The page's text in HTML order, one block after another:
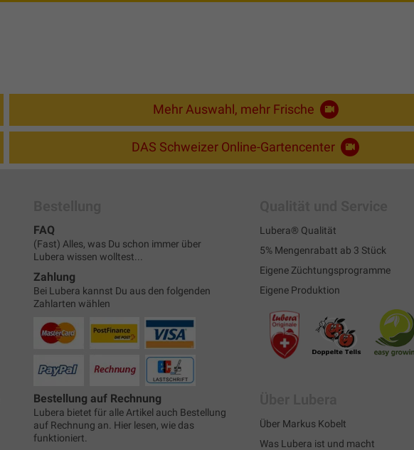
Mehr Auswahl, mehr Frische
DAS Schweizer Online-Gartencenter
FAQ
(Fast) Alles, was Du schon immer über
Lubera wissen wolltest...
Zahlung
Bei Lubera kannst Du aus den folgenden
Zahlarten wählen
Bestellung auf Rechnung
Lubera bietet für alle Artikel auch Bestellung
auf Rechnung an. Hier lesen, wie das
funktioniert.
Lubera® Qualität
5% Mengenrabatt ab 3 Stück
Eigene Züchtungsprogramme
Eigene Produktion
Über Markus Kobelt
Was Lubera ist und macht